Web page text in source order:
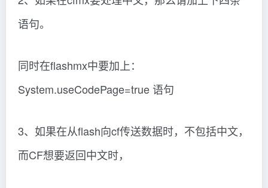
语句。
同时在flashmx中要加上：
System.useCodePage=true 语句
3、如果在从flash向cf传送数据时，不包括中文，
而CF想要返回中文时，